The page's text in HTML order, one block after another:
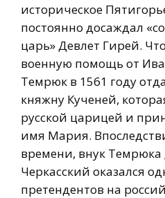
историческое
постоянно досаждал
царь» Девлет Гирей.
военную помощь от
Темрюк в 1561 году
княжну Кученей,
русской царицей и
имя Мария.
времени, внук
Черкасский оказался
претендентов на